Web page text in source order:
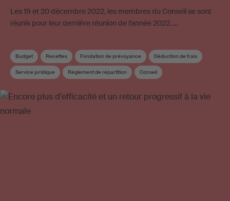
Les 19 et 20 décembre 2022, les membres du Conseil se sont
réunis pour leur dernière réunion de l’année 2022. …
Budget Recettes Fondation de prévoyance Déduction de frais
Service juridique Règlement de répartition Conseil